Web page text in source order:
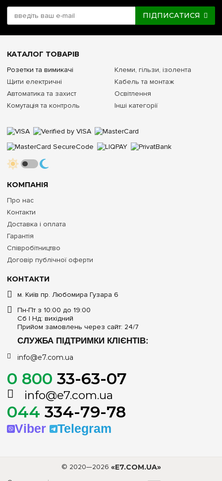
ПІДПИСАТИСЯ
КОНТАКТИ
м. Київ пр. Любомира Гузара 6
Пн-Пт з 10:00 до 19:00
Сб | Нд: вихідний
Прийом замовлень через сайт: 24/7
СЛУЖБА ПІДТРИМКИ КЛІЄНТІВ:
info@e7.com.ua
0 800 33-63-07
info@e7.com.ua
044 334-79-78
Viber Telegram
КОМПАНІЯ
Про нас
Контакти
Доставка і оплата
Гарантія
Співробітництво
Договір публічної оферти
КАТАЛОГ ТОВАРІВ
Розетки та вимикачі
Щити електричні
Автоматика та захист
Комутація та контроль
Клеми, гільзи, ізолента
Кабель та монтаж
Освітлення
Інші категорії
© 2020—2026 «E7.COM.UA»